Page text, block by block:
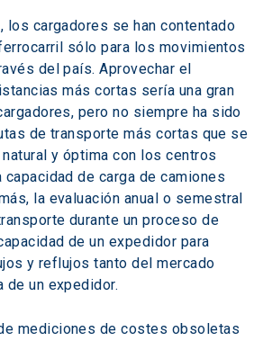
los cargadores se han contentado
sólo para los movimientos
del país. Aprovechar el
más cortas sería una gran
pero no siempre ha sido
de transporte más cortas que se
y óptima con los centros
de carga de camiones
la evaluación anual o semestral
durante un proceso de
de un expedidor para
y reflujos tanto del mercado
de un expedidor.
mediciones de costes obsoletas